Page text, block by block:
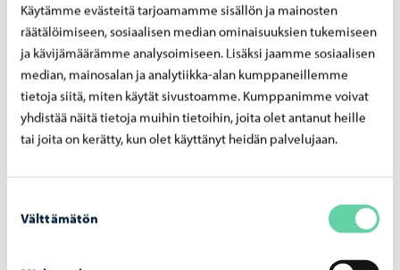
Käytämme evästeitä tarjoamamme sisällön ja mainosten
räätälöimiseen, sosiaalisen median ominaisuuksien tukemiseen
ja kävijämäärämme analysoimiseen. Lisäksi jaamme sosiaalisen
median, mainosalan ja analytiikka-alan kumppaneillemme
tietoja siitä, miten käytät sivustoamme. Kumppanimme voivat
yhdistää näitä tietoja muihin tietoihin, joita olet antanut heille
tai joita on kerätty, kun olet käyttänyt heidän palvelujaan.
valinta
Välttämätön
Nuoret-12.06.2026
kun­ta­na